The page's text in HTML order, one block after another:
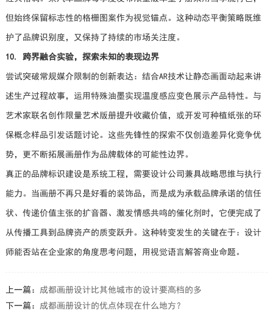
但始终保留标志性的格栅图案作为视觉锚点。这种动态平衡策略既维
护了品牌识别度，又保持了持续的市场关注度。
10. 跨界融合实验，探索未知的表现边界
尝试突破常规媒介限制的创新表达：结合AR技术让静态画面动起来讲
述生产过程故事，运用特殊油墨实现温度感应变色展示产品特性。与
艺术家联名创作限量艺术版册提升收藏价值，或开发可种植纸张的环
保概念样品引发话题讨论。这些先锋性的探索不仅创造差异化竞争优
势，更不断拓展画册作为品牌载体的可能性边界。
真正的品牌标识建设是系统工程，需要设计公司兼具战略思维与执行
能力。当画册不再只是好看的装饰品，而是成为承载品牌承诺的信任
状、传递价值主张的扩音器、激发情感共鸣的催化剂时，它便完成了
从传播工具到品牌资产的质变跃升。这种转变发生的关键在于：设计
师能否站在企业家的角度思考问题，用视觉语言解答商业命题。
上一篇： 成都画册设计比其他城市的设计要高档的多
下一篇： 成都画册设计的优点体现在什么地方？